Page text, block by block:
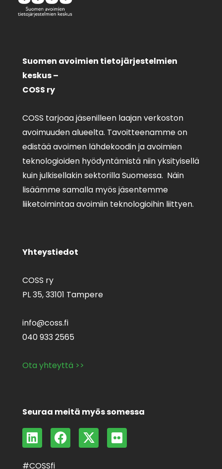
Suomen avoimien tietojärjestelmien
keskus –
COSS ry
COSS tarjoaa jäsenilleen laajan verkoston
avoimuuden alueelta. Tavoitteenamme on
edistää avoimen lähdekoodin ja avoimien
teknologioiden hyödyntämistä niin yksityisellä
kuin julkisellakin sektorilla Suomessa. Näin
lisäämme samalla myös jäsentemme
liiketoimintaa avoimiin teknologioihin liittyen.
Yhteystiedot
COSS ry
PL 35,33101 Tampere
info@coss.fi
040 933 2565
Ota yhteyttä >>
Seuraa meitä myös somessa
L
i
F
a
X
-
F
l
#COSSfi